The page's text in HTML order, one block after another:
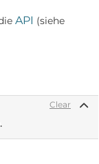
Clear
API (siehe